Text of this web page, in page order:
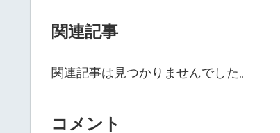
関連記事
関連記事は見つかりませんでした。
コメント